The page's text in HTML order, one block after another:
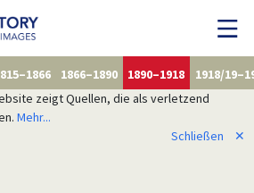
1866–1890 1890–1918
1918/
zeigt Quellen, die als verletzend
Mehr...
Schließen
✕